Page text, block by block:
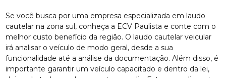
Se você busca por uma empresa especializada em laudo
cautelar na zona sul, conheça a ECV Paulista e conte com o
melhor custo benefício da região. O laudo cautelar veicular
irá analisar o veículo de modo geral, desde a sua
funcionalidade até a análise da documentação. Além disso, é
importante garantir um veículo capacitado e dentro da lei,